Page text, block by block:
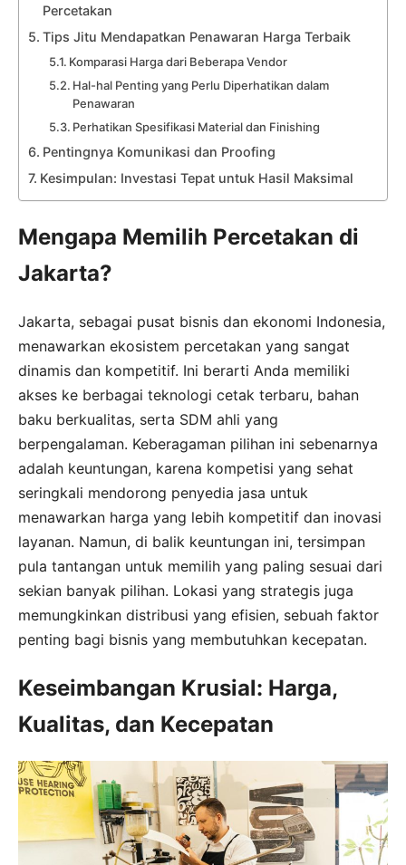
Percetakan
Tips Jitu Mendapatkan Penawaran Harga Terbaik
Komparasi Harga dari Beberapa Vendor
Hal-hal Penting yang Perlu Diperhatikan dalam
Penawaran
Perhatikan Spesifikasi Material dan Finishing
Pentingnya Komunikasi dan Proofing
Kesimpulan: Investasi Tepat untuk Hasil Maksimal
Mengapa Memilih Percetakan di
Jakarta?
Jakarta, sebagai pusat bisnis dan ekonomi Indonesia,
menawarkan ekosistem percetakan yang sangat
dinamis dan kompetitif. Ini berarti Anda memiliki
akses ke berbagai teknologi cetak terbaru, bahan
baku berkualitas, serta SDM ahli yang
berpengalaman. Keberagaman pilihan ini sebenarnya
adalah keuntungan, karena kompetisi yang sehat
seringkali mendorong penyedia jasa untuk
menawarkan harga yang lebih kompetitif dan inovasi
layanan. Namun, di balik keuntungan ini, tersimpan
pula tantangan untuk memilih yang paling sesuai dari
sekian banyak pilihan. Lokasi yang strategis juga
memungkinkan distribusi yang efisien, sebuah faktor
penting bagi bisnis yang membutuhkan kecepatan.
Keseimbangan Krusial: Harga,
Kualitas, dan Kecepatan